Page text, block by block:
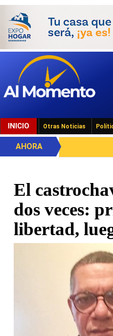
INICIO Otras Noticias
AHORA
El
dos veces:
libertad,